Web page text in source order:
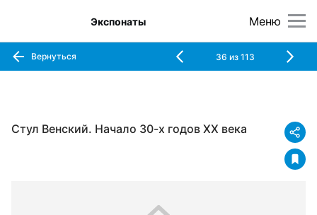
Меню
Экспонаты
Вернуться 36 из 113
Стул Венский. Начало 30-х годов XX века